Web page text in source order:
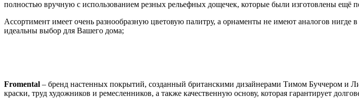
полностью вручную с использованием резных рельефных дощечек, которые были изготовлены ещё
Ассортимент имеет очень разнообразную цветовую палитру, а орнаменты не имеют аналогов
идеальны выбор для Вашего дома;
Fromental – бренд настенных покрытий, созданный британскими дизайнерами Тимом Буччером и
краски, труд художников и ремесленников, а также качественную основу, которая гарантирует